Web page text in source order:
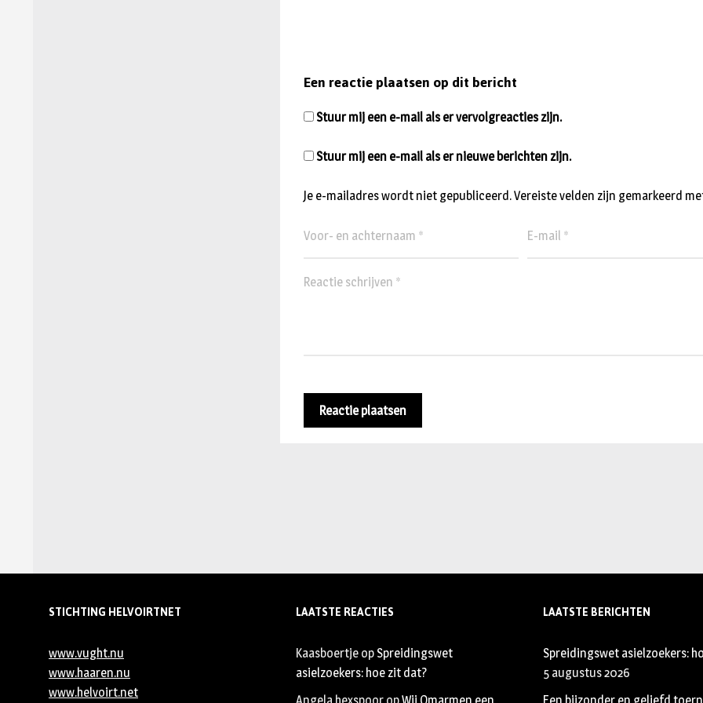
Een reactie plaatsen op dit bericht
Je e-mailadres wordt niet gepubliceerd.Vereiste velden zijn gemarkeerd
Stuur mij een e-mail als er vervolgreacties zijn.
Stuur mij een e-mail als er nieuwe berichten zijn.
STICHTING HELVOIRTNET
www.vught.nu
www.haaren.nu
www.helvoirt.net
LAATSTE REACTIES
Kaasboertje op Spreidingswet
asielzoekers: hoe zit dat?
LAATSTE BERICHTEN
Spreidingswet asielzoekers:
5 augustus 2026